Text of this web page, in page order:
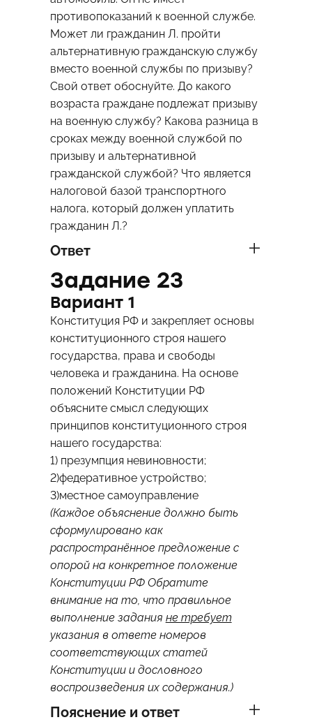
противопоказаний к военной службе.
Может ли гражданин Л. пройти
альтернативную гражданскую службу
вместо военной службы по призыву?
Свой ответ обоснуйте. До какого
возраста граждане подлежат призыву
на военную службу? Какова разница в
сроках между военной службой по
призыву и альтернативной
гражданской службой? Что является
налоговой базой транспортного
налога, который должен уплатить
гражданин Л.?
Ответ
Задание 23
Вариант 1
Конституция РФ и закрепляет основы
конституционного строя нашего
государства, права и свободы
человека и гражданина. На основе
положений Конституции РФ
объясните смысл следующих
принципов конституционного строя
нашего государства:
1) презумпция невиновности;
2)федеративное устройство;
3)местное самоуправление
(Каждое объяснение должно быть
сформулировано как
распространённое предложение с
опорой на конкретное положение
Конституции РФ Обратите
внимание на то, что правильное
выполнение задания не требует
указания в ответе номеров
соответствующих статей
Конституции и дословного
воспроизведения их содержания.)
Пояснение и ответ